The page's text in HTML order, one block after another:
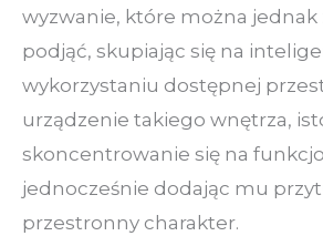
wyzwanie, które można jednak
podjąć, skupiając się na
wykorzystaniu dostępnej
urządzenie takiego wnętrza,
skoncentrowanie się na
jednocześnie dodając mu
przestronny charakter.